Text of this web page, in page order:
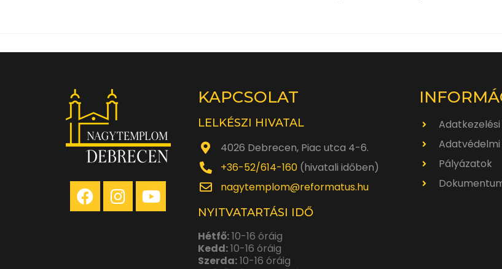
KAPCSOLAT
LELKÉSZI HIVATAL
4026 Debrecen, Piac utca 4-6.
+36-52/614-160 (hivatali időben)
nagytemplom@reformatus.hu
NYITVATARTÁSI IDŐ
Hétfő:10-16 óráig
Kedd:10-16 óráig
Szerda:10-16 óráig
Pályázatok